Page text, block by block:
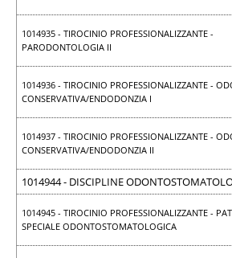
1014935 - TIROCINIO PROFESSIONALIZZANTE -
PARODONTOLOGIA II
1014936 - TIROCINIO PROFESSIONALIZZANTE -
CONSERVATIVA/ENDODONZIA I
1014937 - TIROCINIO PROFESSIONALIZZANTE -
CONSERVATIVA/ENDODONZIA II
1014944 - DISCIPLINE
1014945 - TIROCINIO PROFESSIONALIZZANTE -
SPECIALE ODONTOSTOMATOLOGICA